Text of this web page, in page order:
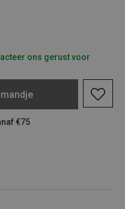
ons gerust voor
€75